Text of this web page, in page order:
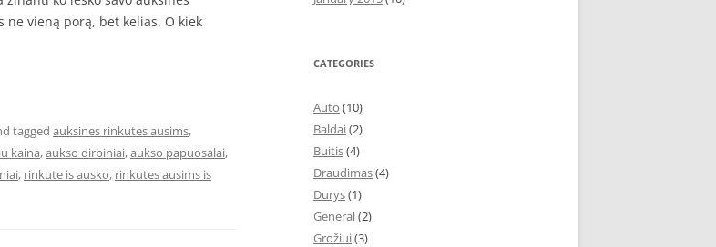
vieną porą, bet kelias. O kiek
tagged auksines rinkutes ausims,
kaina,aukso dirbiniai,aukso papuosalai,
, rinkute is ausko, rinkutes ausims is
CATEGORIES
Auto (10)
Baldai(2)
Buitis(4)
Draudimas(4)
Durys(1)
General(2)
Grožiui(3)